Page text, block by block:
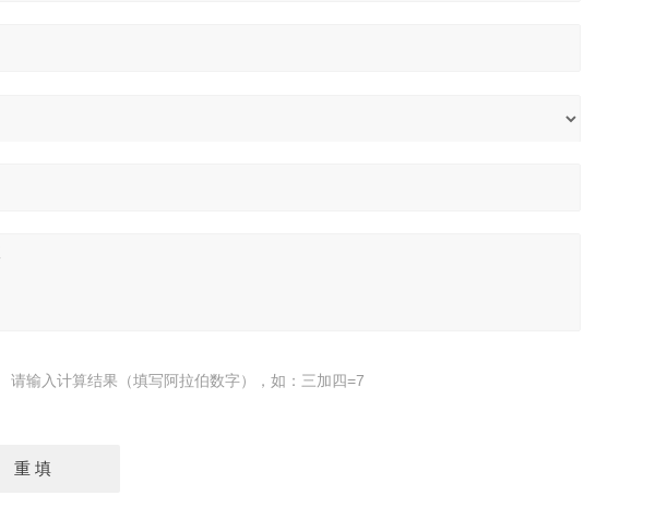
请输入计算结果（填写阿拉伯数字），如：三加四=7